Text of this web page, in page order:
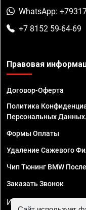
WhatsApp:
+7 8152 59-64-69
Правовая
Договор-Оферта
Политика
Персональных Данных.
Формы Оплаты
Удаление Сажевого
Чип Тюнинг BMW
Заказать Звонок
ИП Смирнов